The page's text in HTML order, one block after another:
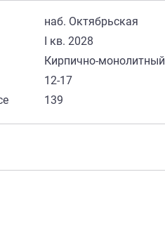
наб. Октябрьская
I кв. 2028
Кирпично-монолитный
12-17
139